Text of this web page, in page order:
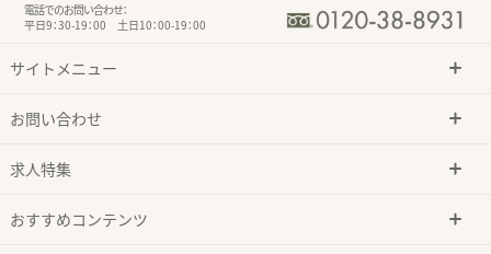
電話でのお問い合わせ：
平日9：30-19：00 土日10：00-19：00
サイトメニュー
お問い合わせ
求人特集
おすすめコンテンツ